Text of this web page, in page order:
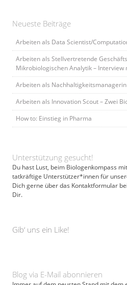
Neueste Beiträge
Arbeiten als Data Scientist/
Arbeiten als Stellvertretende
Mikrobiologischen Analytik – Interview
Arbeiten als
Arbeiten als Innovation Scout – Zwei
How to: Einstieg in Pharma
Unterstützung gesucht!
Du hast Lust, beim Biologenkompass
tatkräftige Unterstützer*innen für
Dich gerne über das Kontaktformular
Dir.
Gib‘ uns ein Like!
Blog via E-Mail abonnieren